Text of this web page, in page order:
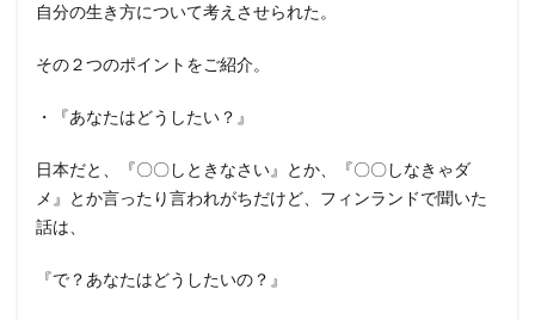
自分の生き方について考えさせられた。
その２つのポイントをご紹介。
・『あなたはどうしたい？』
日本だと、『〇〇しときなさい』とか、『〇〇しなきゃダ
メ』とか言ったり言われがちだけど、フィンランドで聞いた
話は、
『で？あなたはどうしたいの？』